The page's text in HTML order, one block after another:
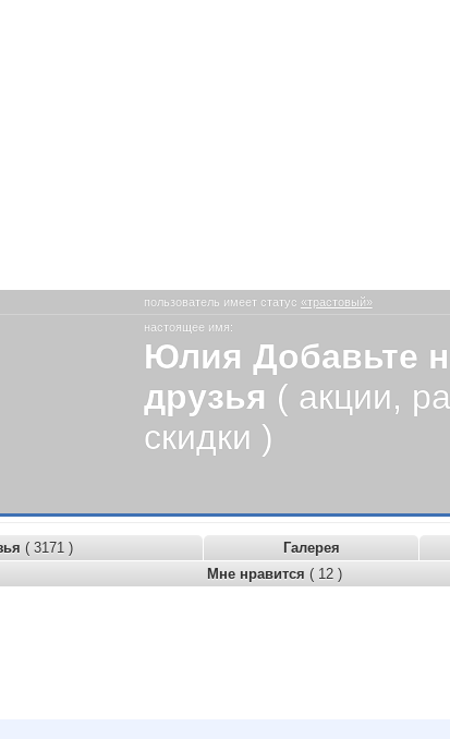
пользователь имеет статус «трастовый»
настоящее имя:
Юлия Добавьте
друзья ( акции,
скидки )
( 3171 ) Галерея
Мне нравится ( 12 )